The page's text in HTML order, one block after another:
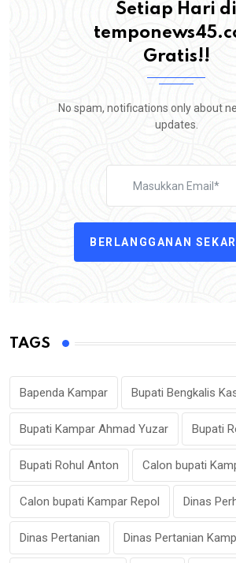
Setiap Hari di
Gratis!!
No spam, notifications only about
updates.
BERLANGGANAN
TAGS
Bapenda Kampar Bupati Bengkalis
Bupati Kampar Ahmad Yuzar Bupati
Bupati Rohul Anton Calon bupati
Calon bupati Kampar Repol Dinas
Dinas Pertanian Dinas Pertanian